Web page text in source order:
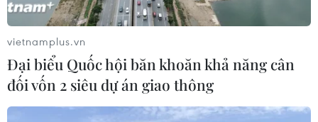
Tổng thống Trump thông báo thời
điểm Mỹ nối lại đàm phán với Iran
03/08/2026 00:50
Iran và Oman sắp đạt thỏa thuận về
vietnamplus.vn
Đại biểu Quốc hội băn khoăn khả năng cân
đối vốn 2 siêu dự án giao thông